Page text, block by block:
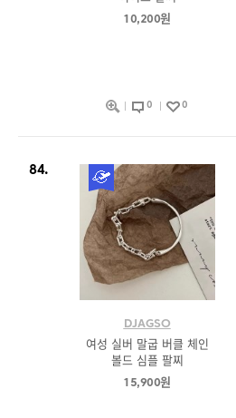
10,200원
0 0
84.
DJAGSO
여성 실버 말굽 버클 체인
볼드 심플 팔찌
15,900원